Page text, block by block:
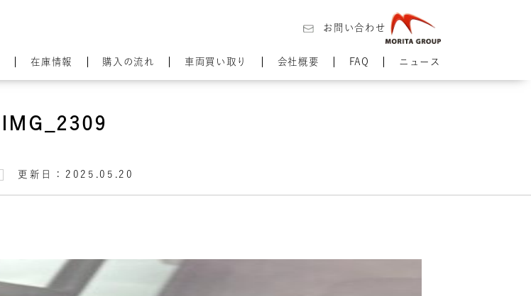
お問い合わせ
在庫情報 購入の流れ 車両買い取り 会社概要 FAQ ニュース
IMG_2309
更新日：2025.05.20